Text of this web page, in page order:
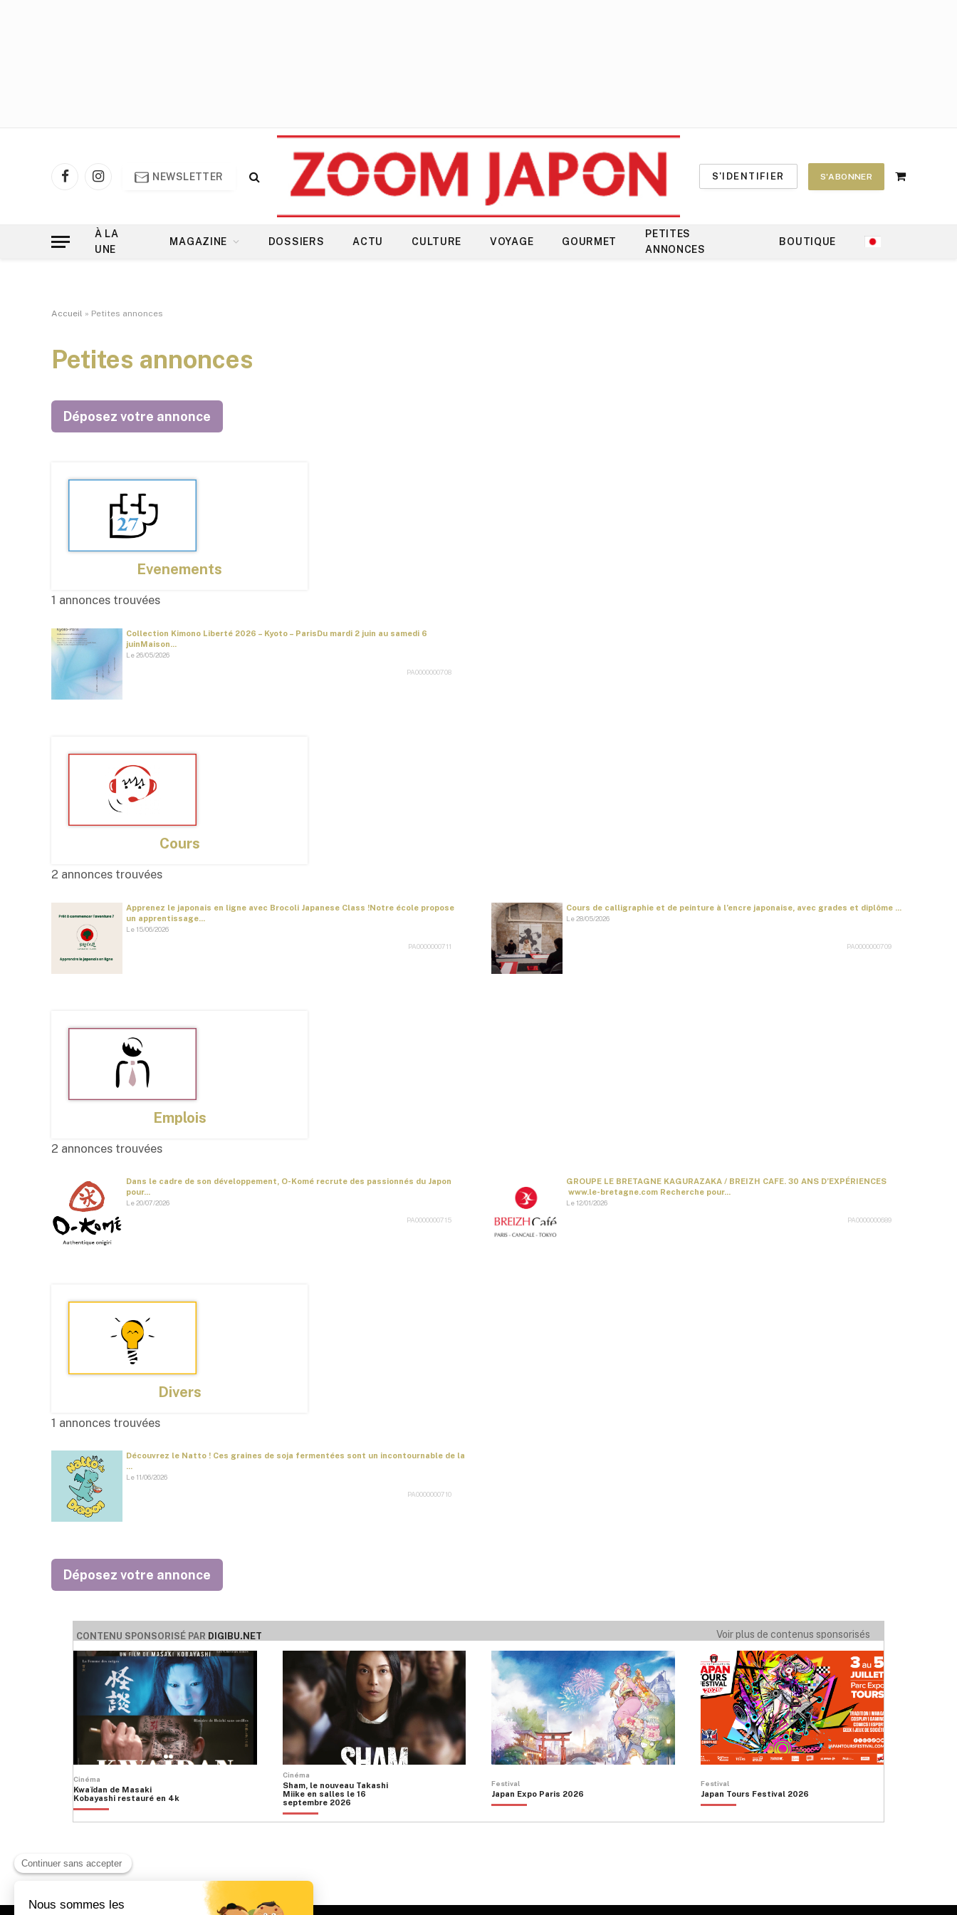
FacebookInstagram
NEWSLETTER S'IDENTIFIER S'ABONNER
Shopping
À LA
UNE
MAGAZINE DOSSIERS ACTU CULTURE VOYAGE GOURMET
PETITES
ANNONCES
BOUTIQUE
Accueil » Petites annonces
Petites annonces
Déposez votre annonce
Evenements
1 annonces trouvées
Collection Kimono Liberté 2026 – Kyoto – ParisDu mardi 2 juin au samedi 6
juinMaison...
Le 26/05/2026
PA0000000708
Cours
2 annonces trouvées
Apprenez le japonais en ligne avec Brocoli Japanese Class !Notre école propose
un apprentissage...
Le 15/06/2026
PA0000000711
Cours de calligraphie et de peinture à l’encre japonaise, avec grades et diplôme ...
Le 28/05/2026
PA0000000709
Emplois
2 annonces trouvées
Dans le cadre de son développement, O-Komé recrute des passionnés du Japon
pour...
Le 20/07/2026
PA0000000715
GROUPE LE BRETAGNE KAGURAZAKA / BREIZH CAFE. 30 ANS D’EXPÉRIENCES
www.le-bretagne.com Recherche pour...
Le 12/01/2026
PA0000000689
Divers
1 annonces trouvées
Découvrez le Natto ! Ces graines de soja fermentées sont un incontournable de la
...
Le 11/06/2026
PA0000000710
Déposez votre annonce
CONTENU SPONSORISÉ PAR DIGIBU.NET Voir plus de contenus sponsorisés
Cinéma
Kwaïdan de Masaki
Kobayashi restauré en 4k
Cinéma
Sham, le nouveau Takashi
Miike en salles le 16
septembre 2026
Festival
Japan Expo Paris 2026
Festival
Japan Tours Festival 2026